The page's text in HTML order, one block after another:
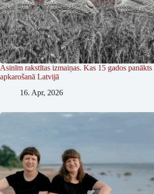
Asinīm rakstītas izmaiņas. Kas 15 gados panākts
apkarošanā Latvijā
16. Apr, 2026